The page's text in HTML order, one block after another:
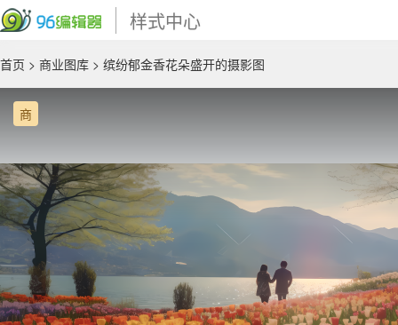
样式中心
首页 > 商业图库 > 缤纷郁金香花朵盛开的摄影图
商